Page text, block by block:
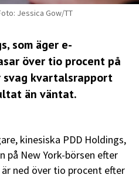
Jessica Gow/TT
som äger e-
över tio procent på
svag kvartalsrapport
än väntat.
kinesiska PDD Holdings,
på New York-börsen efter
ned över tio procent efter